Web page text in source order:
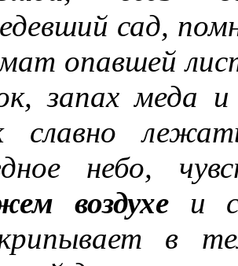
сад,
опавшей
запах меда
славно
небо,
воздухеи
в